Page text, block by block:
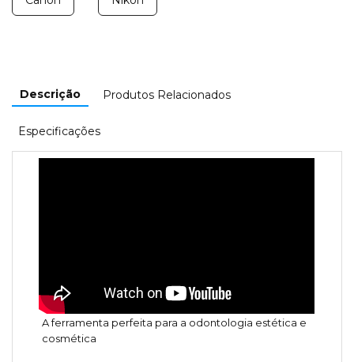
Descrição Produtos Relacionados
Especificações
A ferramenta perfeita para a odontologia estética e
cosmética